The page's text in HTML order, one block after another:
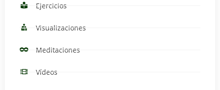
Ejercicios
Visualizaciones
Meditaciones
Vídeos